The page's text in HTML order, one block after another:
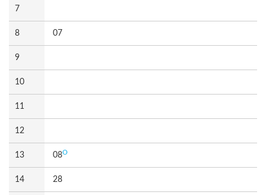
7
8 07
9
10
11
12
13 08O
14 28